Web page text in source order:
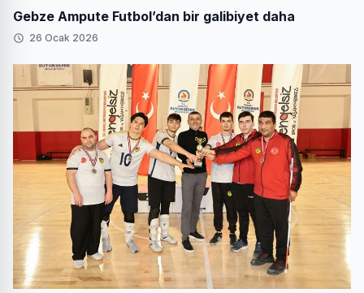
Gebze Ampute Futbol’dan bir galibiyet daha
26 Ocak 2026